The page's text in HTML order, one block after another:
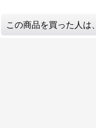
この商品を買った人は